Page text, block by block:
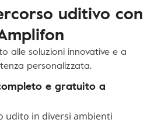
uditivo con
alle soluzioni innovative e a
personalizzata.
e gratuito a
udito in diversi ambienti